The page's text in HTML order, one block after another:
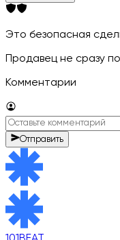
Это безопасная
Продавец не сразу
Комментарии
Отправить